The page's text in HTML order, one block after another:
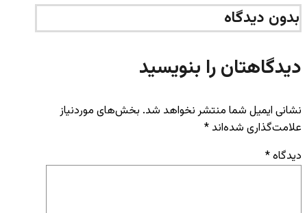
بدون دیدگاه
دیدگاهتان را بنویسید
نشانی ایمیل شما منتشر نخواهد شد. بخش‌های موردنیاز
علامت‌گذاری شده‌اند *
دیدگاه*